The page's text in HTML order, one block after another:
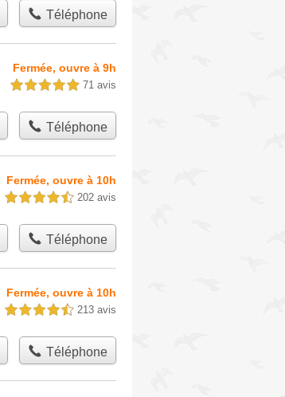
Téléphone
Fermée, ouvre à 9h
5,0 étoiles sur 5 71 avis
Téléphone
Fermée, ouvre à 10h
4,5 étoiles sur 5 202 avis
Téléphone
Fermée, ouvre à 10h
4,5 étoiles sur 5 213 avis
Téléphone